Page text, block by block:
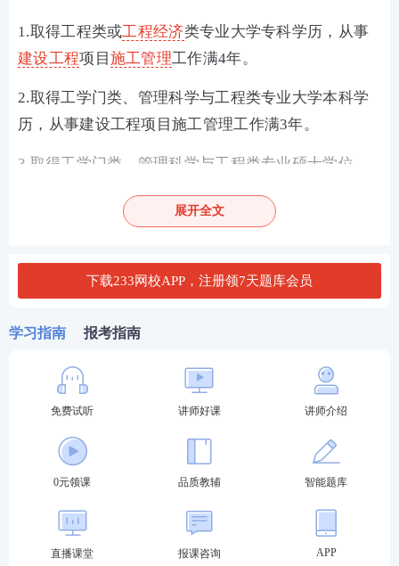
1.取得工程类或工程经济类专业大学专科学历，从事
建设工程项目 施工管理工作满4年。
2.取得工学门类、管理科学与工程类专业大学本科学
历，从事建设工程项目施工管理工作满3年。
3.取得工学门类、管理科学与工程类专业硕士学位，
4.取得工学门类、管理科学与工程类专业博士学位，
(二)级别为免二科的报考条件
凡符合上述报考条件，于2003年12月31日前，取得建
并具备下列条件之一者，可免试《建设工程经济》和
《建设工程项目管理》2个科目，只参加《建设工程法
规及相关知识》和《专业工程管理与实务》2个科目的
1.受聘担任工程或工程经济类高级专业技术职务。
2.具有工程类或工程经济类大学专科以上学历并从事
展开全文
下载233网校APP，注册领7天题库会员
学习指南 报考指南
免费试听 讲师好课 讲师介绍
0元领课 品质教辅 智能题库
直播课堂 报课咨询 APP